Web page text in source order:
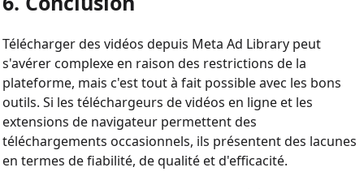
Télécharger des vidéos depuis Meta Ad Library peut
s'avérer complexe en raison des restrictions de la
plateforme, mais c'est tout à fait possible avec les bons
outils. Si les téléchargeurs de vidéos en ligne et les
extensions de navigateur permettent des
téléchargements occasionnels, ils présentent des lacunes
en termes de fiabilité, de qualité et d'efficacité.